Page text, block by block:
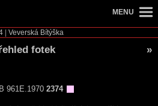
Veverská Bítýška
fotek »
961E.1970 2374
MENU